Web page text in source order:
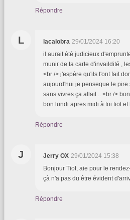
Répondre
L lacalobra 29/01/2024 16:20
il aurait été judicieux
munir de ta carte d'invaildité ,
<br /> j'espère qu'ils t'ont fait
aujourd'hui je penseque le pire
sans vivres ça allait .. <br />
bon lundi apres midi à toi tiot et
Répondre
J Jerry OX 29/01/2024 15:38
Bonjour Tiot, aie pour le
çà n'a pas du être évident
Répondre